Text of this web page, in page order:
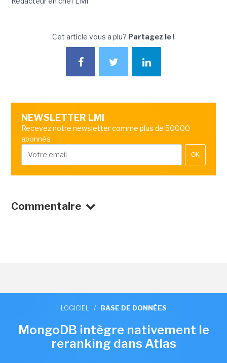
Cet article vous a plu? Partagez le !
NEWSLETTER LMI
Recevez notre newsletter comme plus de 50000
abonnés
OK
Commentaire
LOGICIEL / BASE DE DONNÉES
MongoDB intègre nativement le
reranking dans Atlas